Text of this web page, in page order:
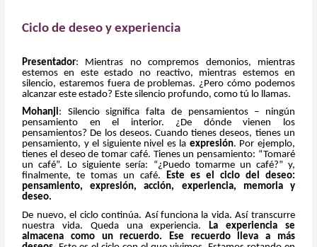
Ciclo de deseo y experiencia
Presentador: Mientras no compremos demonios, mientras
estemos en este estado no reactivo, mientras estemos en
silencio, estaremos fuera de problemas. ¿Pero cómo podemos
alcanzar este estado? Este silencio profundo, como tú lo llamas.
Mohanji: Silencio significa falta de pensamientos – ningún
pensamiento en el interior. ¿De dónde vienen los
pensamientos? De los deseos. Cuando tienes deseos, tienes un
pensamiento, y el siguiente nivel es la expresión. Por ejemplo,
tienes el deseo de tomar café. Tienes un pensamiento: “Tomaré
un café”. Lo siguiente sería: “¿Puedo tomarme un café?” y,
finalmente, te tomas un café. Este es el ciclo del deseo:
pensamiento, expresión, acción, experiencia, memoria y
deseo.
De nuevo, el ciclo continúa. Así funciona la vida. Así transcurre
nuestra vida. Queda una experiencia.
La experiencia se
almacena como un recuerdo. Ese recuerdo lleva a más